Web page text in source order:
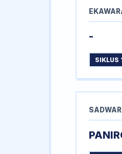
-
SIKLUS